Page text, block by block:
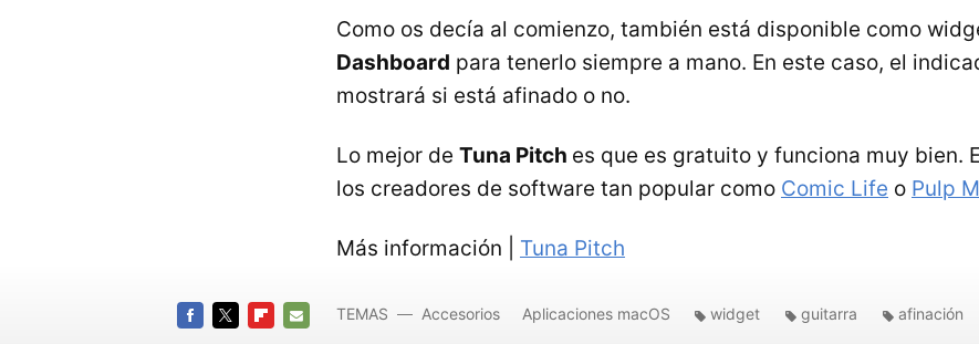
Como os decía al comienzo, también está disponible como
Dashboard para tenerlo siempre a mano. En este caso, el
mostrará si está afinado o no.
Lo mejor de Tuna Pitch es que es gratuito y funciona muy bien.
los creadores de software tan popular como Comic Life o Pulp
Más información | Tuna Pitch
TEMAS Accesorios Aplicaciones macOS widget guitarra afinación